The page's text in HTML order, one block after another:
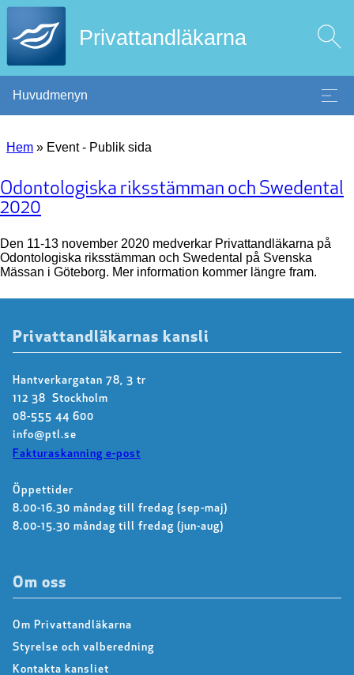
Privattandläkarna
Huvudmenyn
Hem » Event - Publik sida
Odontologiska riksstämman och Swedental
2020
Den 11-13 november 2020 medverkar Privattandläkarna på
Odontologiska riksstämman och Swedental på Svenska
Mässan i Göteborg. Mer information kommer längre fram.
Privattandläkarnas kansli
Hantverkargatan 78, 3 tr
112 38 Stockholm
08-555 44 600
info@ptl.se
Fakturaskanning e-post
Öppettider
8.00-16.30 måndag till fredag (sep-maj)
8.00-15.30 måndag till fredag (jun-aug)
Om oss
Om Privattandläkarna
Styrelse och valberedning
Kontakta kansliet